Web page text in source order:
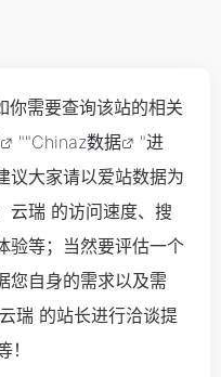
你需要查询该站的相关
""Chinaz数据
"进
议大家请以爱站数据为
云瑞 的访问速度、搜
验等；当然要评估一个
您自身的需求以及需
瑞 的站长进行洽谈提